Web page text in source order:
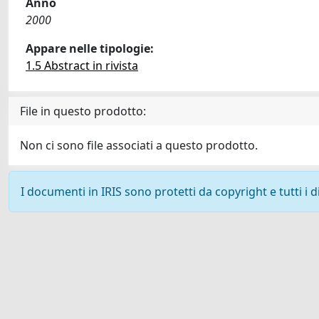
2000
Appare nelle tipologie:
1.5 Abstract in rivista
File in questo prodotto:
Non ci sono file associati a questo prodotto.
I documenti in IRIS sono protetti da copyright e tutti i